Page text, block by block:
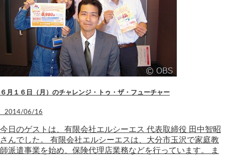
６月１６日（月）のチャレンジ・トゥ・ザ・フューチャー
2014/06/16
今日のゲストは、有限会社エルシーエス 代表取締役 田中智昭
さんでした。 有限会社エルシーエスは、大分市玉沢で家庭教
師派遣事業を始め、保険代理店業務などを行っています。 ま